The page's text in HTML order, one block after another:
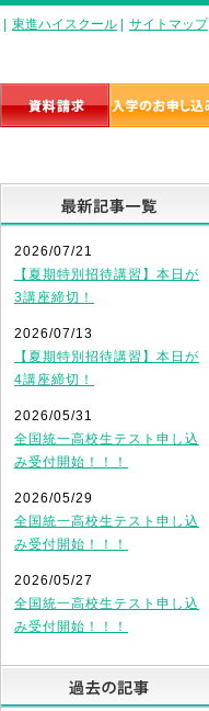
東進ハイスクール サイトマップ
2026/07/21
【夏期特別招待講習】本日が
3講座締切！
2026/07/13
【夏期特別招待講習】本日が
4講座締切！
2026/05/31
全国統一高校生テスト申し込
み受付開始！！！
2026/05/29
全国統一高校生テスト申し込
み受付開始！！！
2026/05/27
全国統一高校生テスト申し込
み受付開始！！！